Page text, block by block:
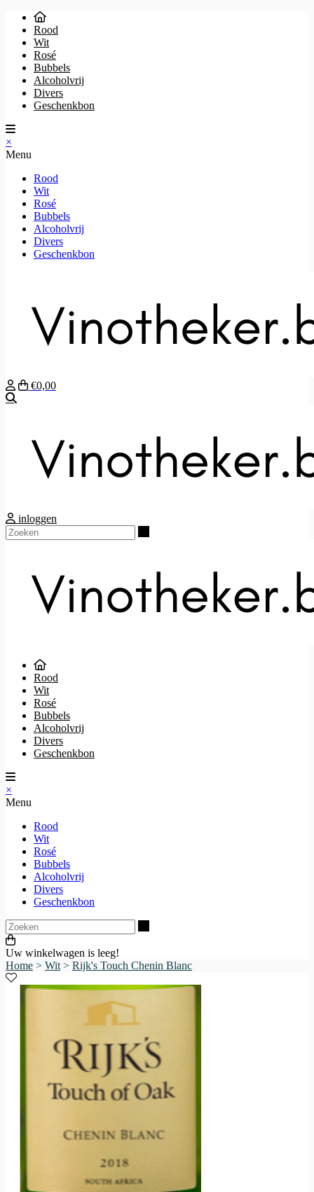
Rood
Wit
Rosé
Bubbels
Alcoholvrij
Divers
Geschenkbon
×
Menu
Rood
Wit
Rosé
Bubbels
Alcoholvrij
Divers
Geschenkbon
€0,00
inloggen
Rood
Wit
Rosé
Bubbels
Alcoholvrij
Divers
Geschenkbon
×
Menu
Rood
Wit
Rosé
Bubbels
Alcoholvrij
Divers
Geschenkbon
Uw winkelwagen is leeg!
Home > Wit > Rijk's Touch Chenin Blanc